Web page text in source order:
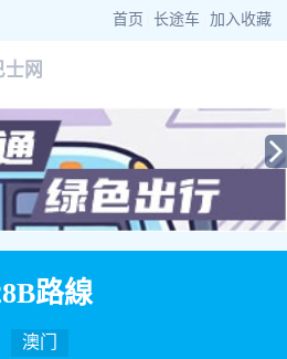
首页 长途车 加入收藏
网
> 28B路線公交车路线查询
路線
澳门